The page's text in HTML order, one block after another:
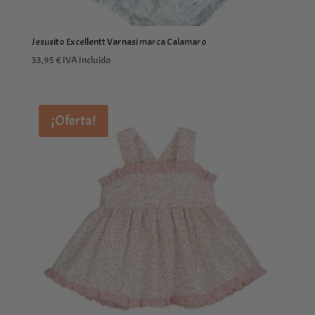
Jesusito Excellentt Varnasi marca Calamaro
33,95€IVA Incluído
¡Oferta!